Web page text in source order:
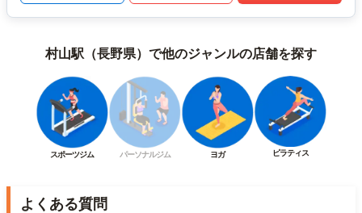
村山駅（長野県）で他のジャンルの店舗を探す
スポーツジム パーソナルジム ヨガ ピラティス
よくある質問